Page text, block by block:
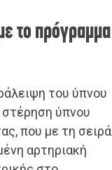
το πρόγραμμα
του ύπνου
στέρηση ύπνου
που με τη σειρά
αρτηριακή